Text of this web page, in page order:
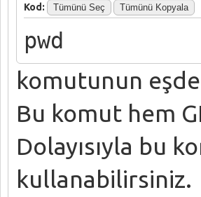
Kod: Tümünü Seç Tümünü Kopyala
pwd
komutunun
Bu komut hem
Dolayısıyla bu
kullanabilirsiniz.